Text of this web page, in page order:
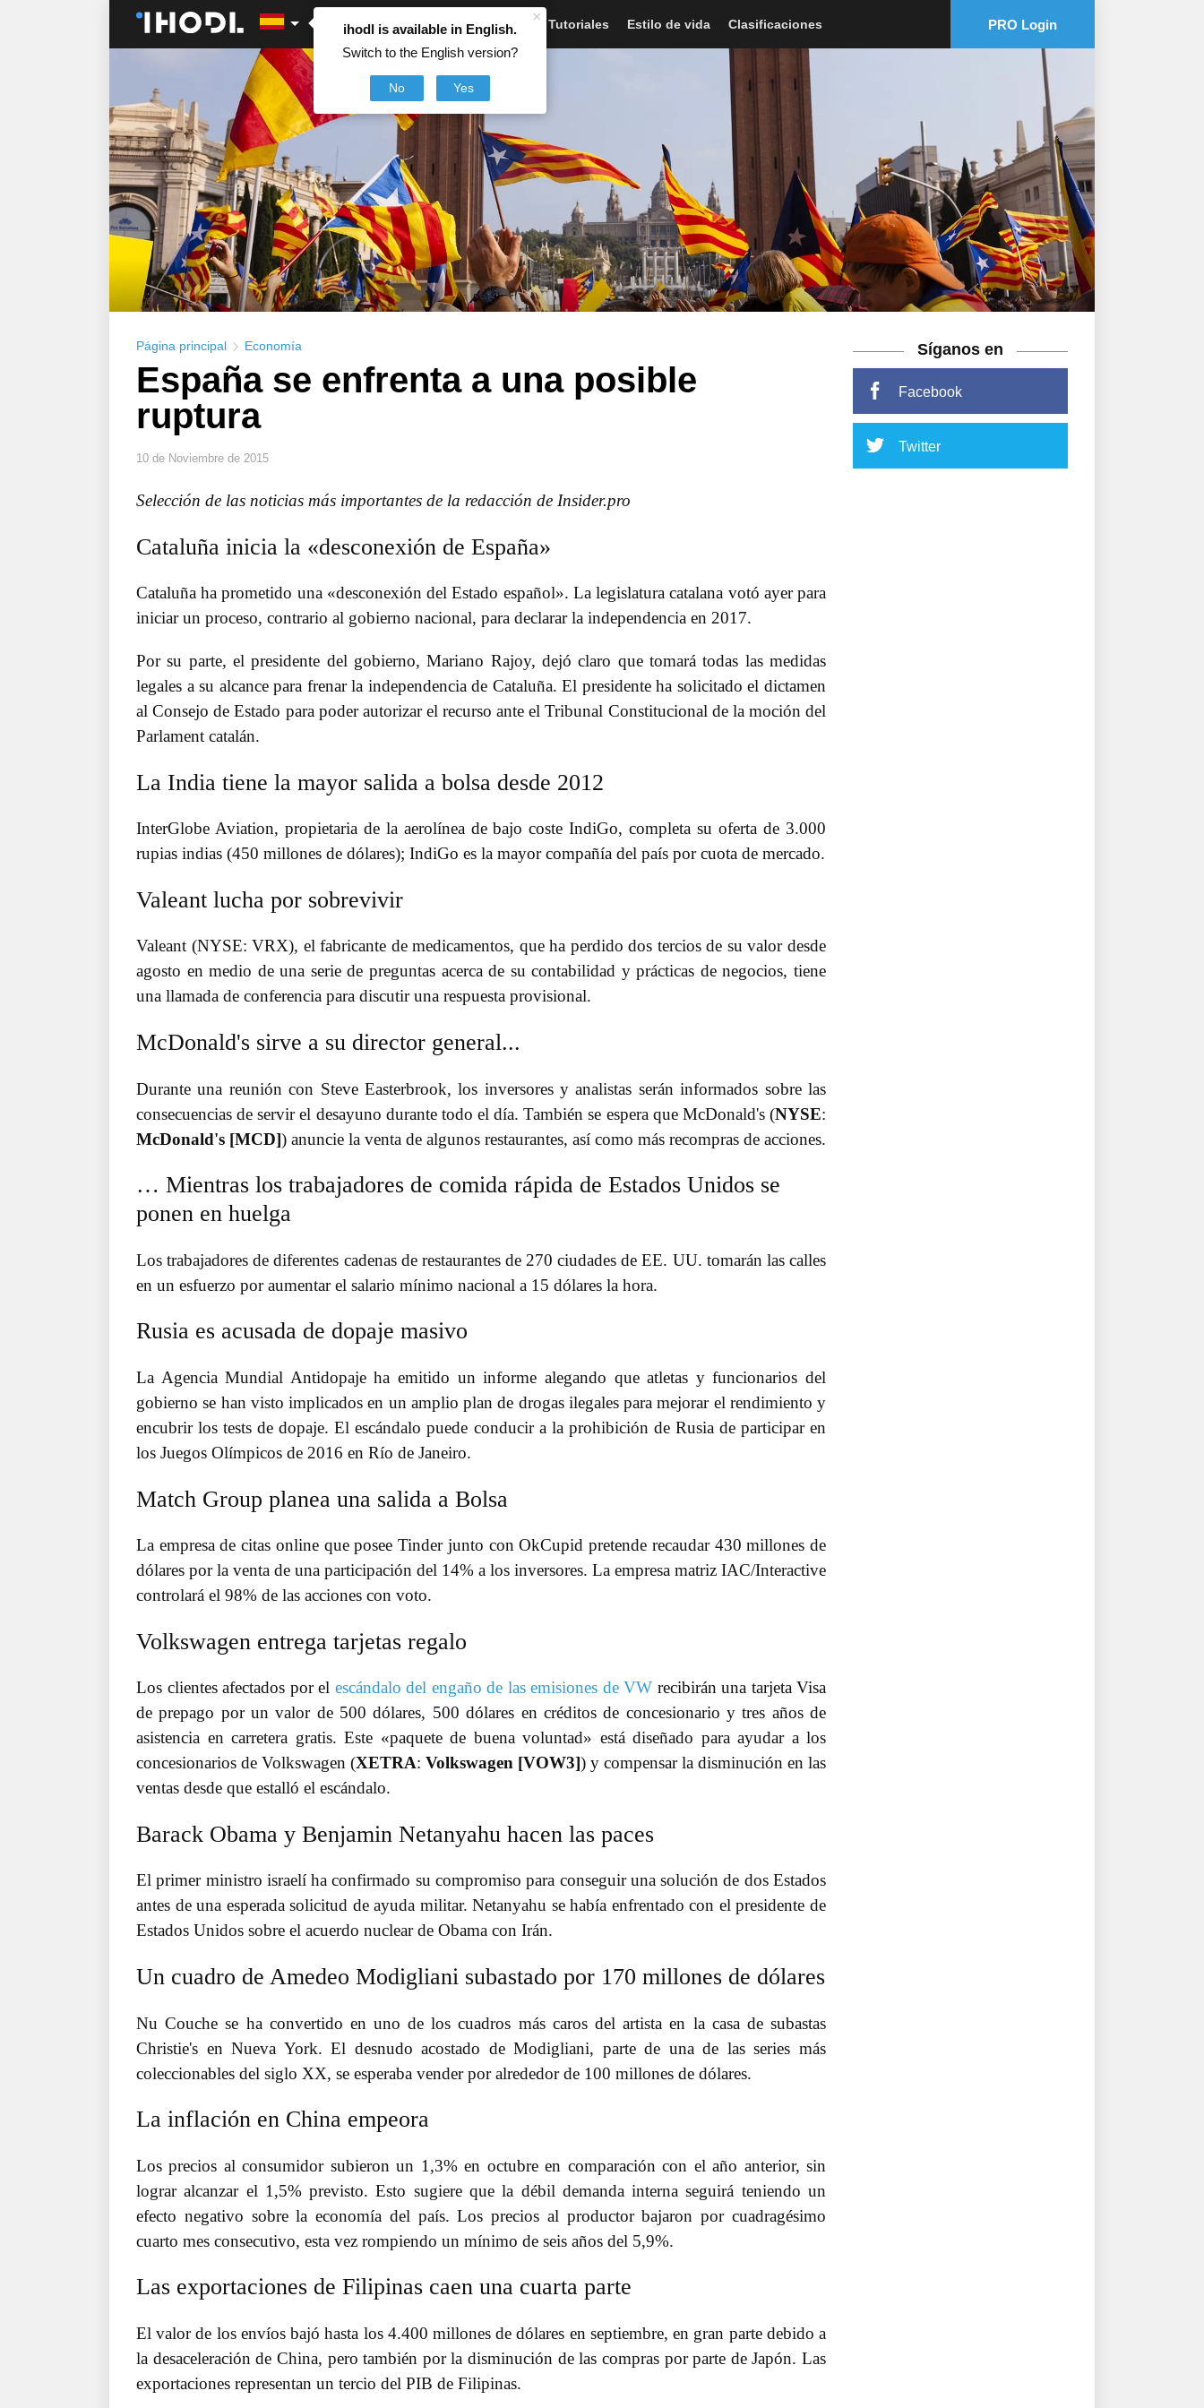
×
ihodl is available in English.
Switch to the English version?
No Yes
Artículos Noticias Tutoriales Estilo de vida Clasificaciones PRO Login
Página principal Economía
España se enfrenta a una posible
ruptura
10 de Noviembre de 2015
Selección de las noticias más importantes de la redacción de Insider.pro
Cataluña inicia la «desconexión de España»
Cataluña ha prometido una «desconexión del Estado español». La legislatura catalana votó ayer para
iniciar un proceso, contrario al gobierno nacional, para declarar la independencia en 2017.
Por su parte, el presidente del gobierno, Mariano Rajoy, dejó claro que tomará todas las medidas
legales a su alcance para frenar la independencia de Cataluña. El presidente ha solicitado el dictamen
al Consejo de Estado para poder autorizar el recurso ante el Tribunal Constitucional de la moción del
Parlament catalán.
La India tiene la mayor salida a bolsa desde 2012
InterGlobe Aviation, propietaria de la aerolínea de bajo coste IndiGo, completa su oferta de 3.000
rupias indias (450 millones de dólares); IndiGo es la mayor compañía del país por cuota de mercado.
Valeant lucha por sobrevivir
Valeant (NYSE: VRX), el fabricante de medicamentos, que ha perdido dos tercios de su valor desde
agosto en medio de una serie de preguntas acerca de su contabilidad y prácticas de negocios, tiene
una llamada de conferencia para discutir una respuesta provisional.
McDonald's sirve a su director general...
Durante una reunión con Steve Easterbrook, los inversores y analistas serán informados sobre las
consecuencias de servir el desayuno durante todo el día. También se espera que McDonald's (NYSE:
McDonald's [MCD]) anuncie la venta de algunos restaurantes, así como más recompras de acciones.
… Mientras los trabajadores de comida rápida de Estados Unidos se
ponen en huelga
Los trabajadores de diferentes cadenas de restaurantes de 270 ciudades de EE. UU. tomarán las calles
en un esfuerzo por aumentar el salario mínimo nacional a 15 dólares la hora.
Rusia es acusada de dopaje masivo
La Agencia Mundial Antidopaje ha emitido un informe alegando que atletas y funcionarios del
gobierno se han visto implicados en un amplio plan de drogas ilegales para mejorar el rendimiento y
encubrir los tests de dopaje. El escándalo puede conducir a la prohibición de Rusia de participar en
los Juegos Olímpicos de 2016 en Río de Janeiro.
Match Group planea una salida a Bolsa
La empresa de citas online que posee Tinder junto con OkCupid pretende recaudar 430 millones de
dólares por la venta de una participación del 14% a los inversores. La empresa matriz IAC/Interactive
controlará el 98% de las acciones con voto.
Volkswagen entrega tarjetas regalo
Los clientes afectados por el escándalo del engaño de las emisiones de VW recibirán una tarjeta Visa
de prepago por un valor de 500 dólares, 500 dólares en créditos de concesionario y tres años de
asistencia en carretera gratis. Este «paquete de buena voluntad» está diseñado para ayudar a los
concesionarios de Volkswagen (XETRA: Volkswagen [VOW3]) y compensar la disminución en las
ventas desde que estalló el escándalo.
Barack Obama y Benjamin Netanyahu hacen las paces
El primer ministro israelí ha confirmado su compromiso para conseguir una solución de dos Estados
antes de una esperada solicitud de ayuda militar. Netanyahu se había enfrentado con el presidente de
Estados Unidos sobre el acuerdo nuclear de Obama con Irán.
Un cuadro de Amedeo Modigliani subastado por 170 millones de dólares
Nu Couche se ha convertido en uno de los cuadros más caros del artista en la casa de subastas
Christie's en Nueva York. El desnudo acostado de Modigliani, parte de una de las series más
coleccionables del siglo XX, se esperaba vender por alrededor de 100 millones de dólares.
La inflación en China empeora
Los precios al consumidor subieron un 1,3% en octubre en comparación con el año anterior, sin
lograr alcanzar el 1,5% previsto. Esto sugiere que la débil demanda interna seguirá teniendo un
efecto negativo sobre la economía del país. Los precios al productor bajaron por cuadragésimo
cuarto mes consecutivo, esta vez rompiendo un mínimo de seis años del 5,9%.
Las exportaciones de Filipinas caen una cuarta parte
El valor de los envíos bajó hasta los 4.400 millones de dólares en septiembre, en gran parte debido a
la desaceleración de China, pero también por la disminución de las compras por parte de Japón. Las
exportaciones representan un tercio del PIB de Filipinas.
Síganos en
Facebook
Twitter